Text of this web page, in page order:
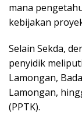
mana
kebijakan
​Selain Sekda,
penyidik
Lamongan,
Lamongan,
(PPTK).